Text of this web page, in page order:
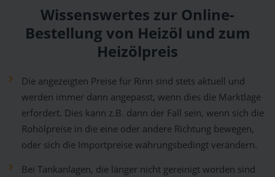
Wissenswertes zur Online-
Bestellung von Heizöl und zum
Heizölpreis
Die angezeigten Preise für Rinn sind stets aktuell und
werden immer dann angepasst, wenn dies die Marktlage
erfordert. Dies kann z.B. dann der Fall sein, wenn sich die
Rohölpreise in die eine oder andere Richtung bewegen,
oder sich die Importpreise währungsbedingt verändern.
Bei Tankanlagen, die länger nicht gereinigt worden sind